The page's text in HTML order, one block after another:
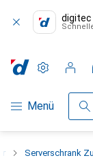
digitec
Navigation nach
Menü Suche
Kundenkonto
Merklisten
Warenkorb
Serverschrank